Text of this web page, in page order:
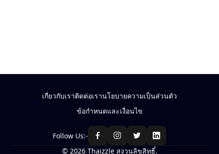
เกี่ยวกับเราติดต่อเรานโยบายความเป็นส่วนตัว
ข้อกำหนดและเงื่อนไข
Follow Us:-
© 2026 Thaizzle สงวนลิขสิทธิ์.